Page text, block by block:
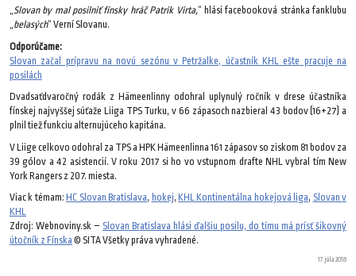
„Slovan by mal posilniť fínsky hráč Patrik Virta,“ hlási facebooková stránka fanklubu
„belasých“ Verní Slovanu.
Odporúčame:
Slovan začal prípravu na novú sezónu v Petržalke, účastník KHL ešte pracuje na
posilách
Dvadsaťdvaročný rodák z Hämeenlinny odohral uplynulý ročník v drese účastníka
fínskej najvyššej súťaže Liiga TPS Turku, v 66 zápasoch nazbieral 43 bodov (16+27) a
plnil tiež funkciu alternujúceho kapitána.
V Liige celkovo odohral za TPS a HPK Hämeenlinna 161 zápasov so ziskom 81 bodov za
39 gólov a 42 asistencií. V roku 2017 si ho vo vstupnom drafte NHL vybral tím New
York Rangers z 207. miesta.
Viac k témam: HC Slovan Bratislava, hokej, KHL Kontinentálna hokejová liga, Slovan v
KHL
Zdroj: Webnoviny.sk – Slovan Bratislava hlási ďalšiu posilu, do tímu má prísť šikovný
útočník z Fínska © SITA Všetky práva vyhradené.
17. júla 2018